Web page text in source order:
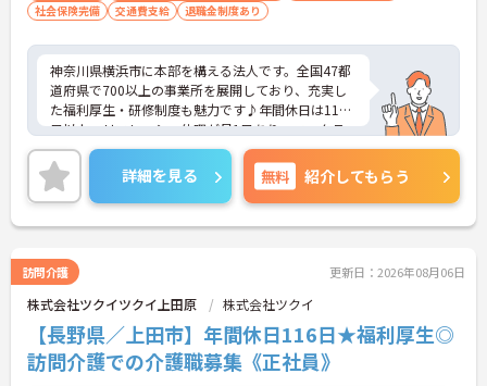
社会保険完備
交通費支給 退職金制度あり
神奈川県横浜市に本部を構える法人です。全国47都
道府県で700以上の事業所を展開しており、充実し
た福利厚生・研修制度も魅力です♪年間休日は110
日以上、リフレッシュ休暇が月1日あり、ワークラ
イフバランスを重視される方にもおすすめです。ご
興味のある方には、面接対策ポイントなど、さらに
詳細をお話しいたしますのでお気軽にご相談くださ
い！
詳細を見る 無料 紹介してもらう
訪問介護 更新日：2026年08月06日
株式会社ツクイツクイ上田原 株式会社ツクイ
【長野県／上田市】年間休日116日★福利厚生◎
訪問介護での介護職募集《正社員》